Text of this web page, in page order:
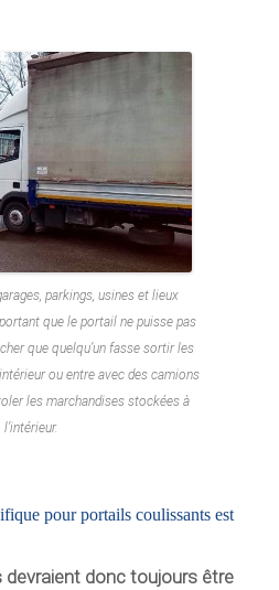
parkings, usines et lieux
que le portail ne puisse pas
que quelqu’un fasse sortir les
ou entre avec des camions
les marchandises stockées à
l’intérieur.
pour portails coulissants est
donc toujours être